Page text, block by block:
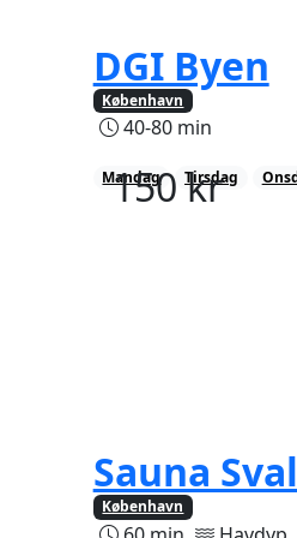
DGI Byen
København
40-80 min
Mandag Tirsdag
150kr
Sauna
København